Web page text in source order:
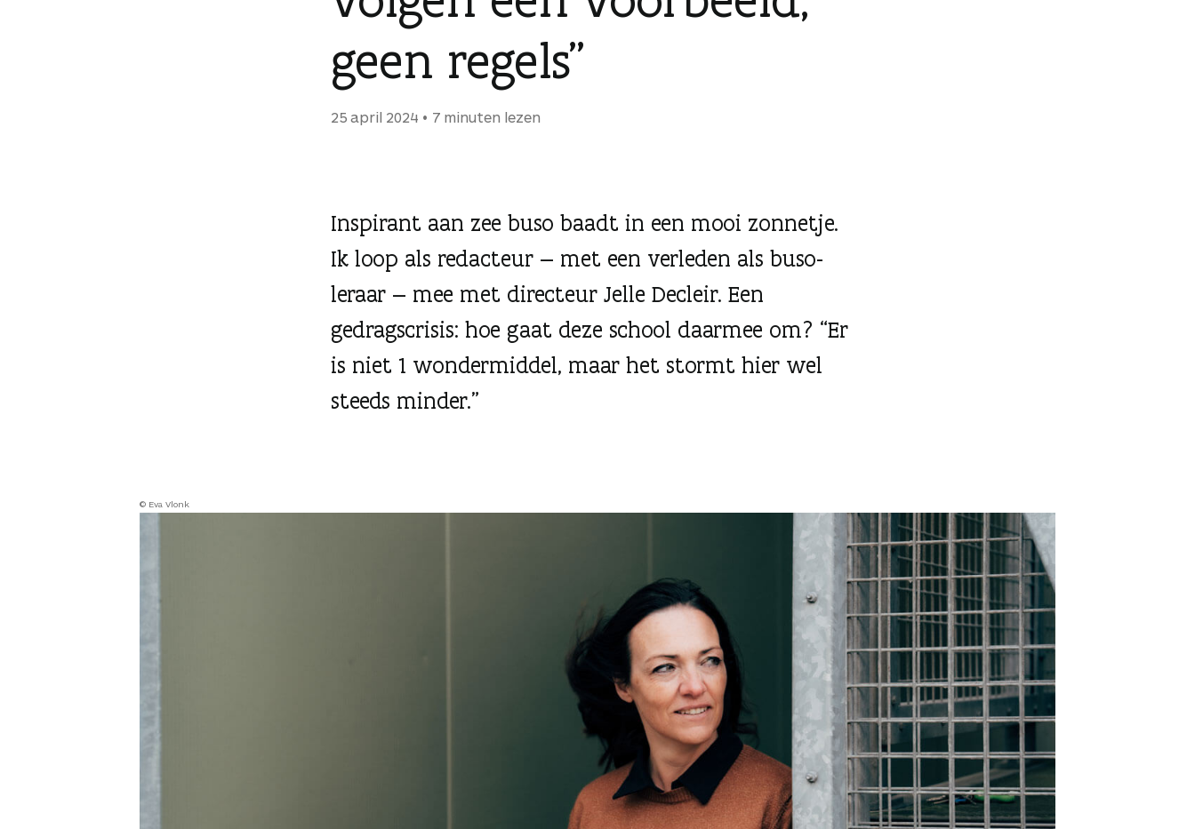
geen regels”
25 april 2024 7 minuten lezen
Inspirant aan zee buso baadt in een mooi zonnetje.
Ik loop als redacteur — met een verleden als buso-
leraar — mee met directeur Jelle Decleir. Een
gedragscrisis: hoe gaat deze school daarmee om? “Er
is niet 1 wondermiddel, maar het stormt hier wel
steeds minder.”
© Eva Vlonk